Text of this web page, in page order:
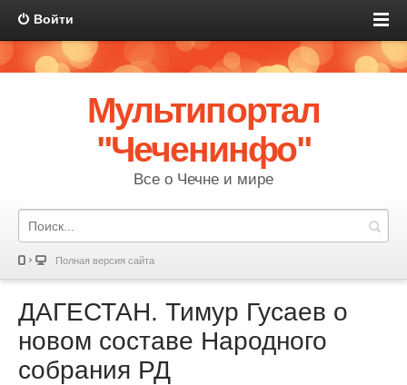
Войти
Мультипортал
"Чеченинфо"
Все о Чечне и мире
Полная версия сайта
ДАГЕСТАН. Тимур Гусаев о
новом составе Народного
собрания РД